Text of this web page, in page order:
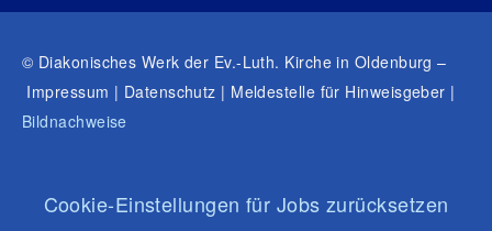
© Diakonisches Werk der Ev.-Luth. Kirche in Oldenburg –
Impressum | Datenschutz | Meldestelle für Hinweisgeber |
Bildnachweise
Cookie-Einstellungen für Jobs zurücksetzen